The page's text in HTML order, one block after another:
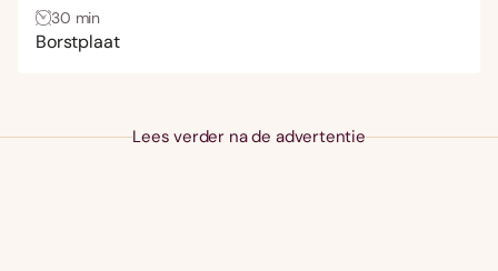
30 min
Borstplaat
Lees verder na de advertentie